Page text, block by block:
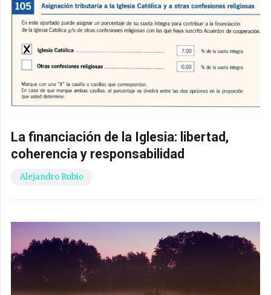
La financiación de la Iglesia: libertad,
coherencia y responsabilidad
Alejandro Rubio